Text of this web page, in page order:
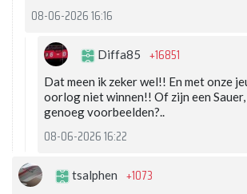
08-06-2026 16:16
Diffa85 +16851
Dat meen ik zeker wel!! En met onze
oorlog niet winnen!! Of zijn een
genoeg voorbeelden?..
08-06-2026 16:22
tsalphen +1073